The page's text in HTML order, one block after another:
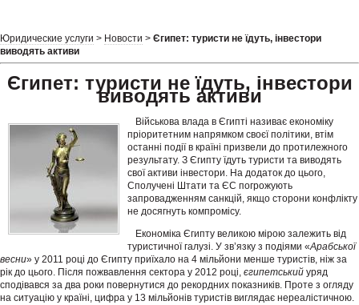
Юридические услуги > Новости > Єгипет: туристи не їдуть, інвестори
виводять активи
Єгипет: туристи не їдуть, інвестори
виводять активи
Військова влада в Єгипті називає економіку
пріоритетним напрямком своєї політики, втім
останні події в країні призвели до протилежного
результату. З Єгипту їдуть туристи та виводять
свої активи інвестори. На додаток до цього,
Сполучені Штати та ЄС погрожують
запровадженням санкцій, якщо сторони конфлікту
не досягнуть компромісу.
Економіка Єгипту великою мірою залежить від
туристичної галузі. У зв’язку з подіями «Арабської
весни» у 2011 році до Єгипту приїхало на 4 мільйони менше туристів, ніж за
рік до цього. Після пожвавлення сектора у 2012 році, єгипетський уряд
сподівався за два роки повернутися до рекордних показників. Проте з огляду
на ситуацію у країні, цифра у 13 мільйонів туристів виглядає нереалістичною.